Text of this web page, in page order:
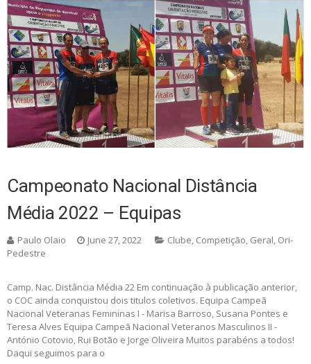
Campeonato Nacional Distância
Média 2022 – Equipas
Paulo Olaio June 27, 2022 Clube Competição Geral Ori-
Pedestre
Camp. Nac. Distância Média 22 Em continuação à publicação anterior,
o COC ainda conquistou dois titulos coletivos. Equipa Campeã
Nacional Veteranas Femininas I - Marisa Barroso, Susana Pontes e
Teresa Alves Equipa Campeã Nacional Veteranos Masculinos II -
António Cotovio, Rui Botão e Jorge Oliveira Muitos parabéns a todos!
Daqui seguimos para o